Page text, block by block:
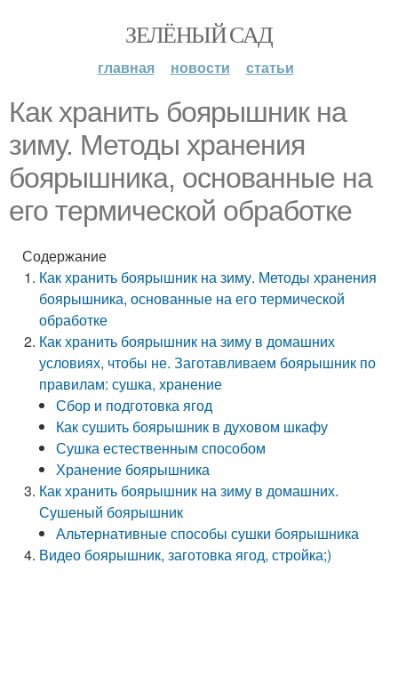
ЗЕЛЁНЫЙ САД
главная новости статьи
Как хранить боярышник на
зиму. Методы хранения
боярышника, основанные на
его термической обработке
Содержание
Как хранить боярышник на зиму. Методы хранения
боярышника, основанные на его термической
обработке
Как хранить боярышник на зиму в домашних
условиях, чтобы не. Заготавливаем боярышник по
правилам: сушка, хранение
Сбор и подготовка ягод
Как сушить боярышник в духовом шкафу
Сушка естественным способом
Хранение боярышника
Как хранить боярышник на зиму в домашних.
Сушеный боярышник
Альтернативные способы сушки боярышника
Видео боярышник, заготовка ягод, стройка;)